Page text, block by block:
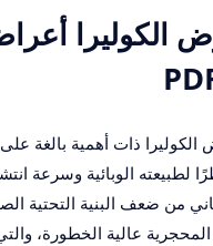
الكوليرا
ذات أهمية بالغة
لطبيعته الوبائية وسرعة
من ضعف البنية التحتية
عالية الخطورة،